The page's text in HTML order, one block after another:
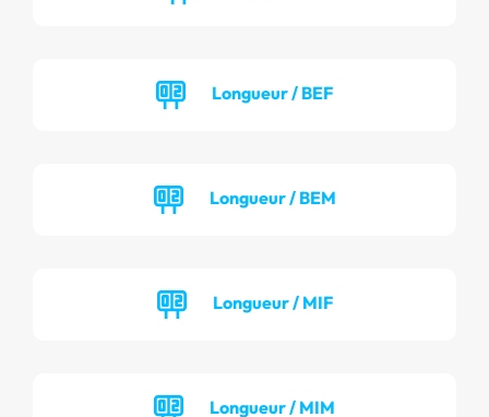
Longueur / BEF
Longueur / BEM
Longueur / MIF
Longueur / MIM